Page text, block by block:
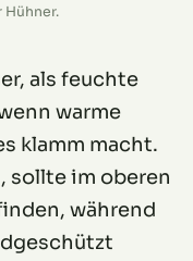
als feuchte
warme
klamm macht.
sollte im oberen
während